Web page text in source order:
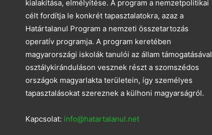
kialakítása, elmélyítése. A program a nemzetpolitikai
célt fordítja le konkrét tapasztalatokra, azaz a
Határtalanul Program a nemzeti összetartozás
operatív programja. A program keretében
magyarországi iskolák tanulói az állam támogatásával
osztálykiránduláson vesznek részt a szomszédos
országok magyarlakta területein, így személyes
tapasztalásokat szereznek a külhoni magyarságról.
Kapcsolat: info@hatartalanul.net